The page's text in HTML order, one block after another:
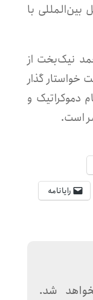
بین‌المللی با
نیک‌بخت از
گذار
دموکراتیک و
است.
رایانامه
شد.